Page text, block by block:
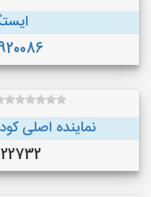
نماینده اصلی